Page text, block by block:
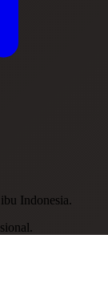
Indonesia.